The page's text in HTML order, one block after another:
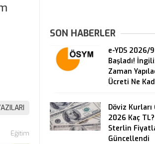
Eğitim
SON HABERLER
e-YDS 2026/
Başladı!
Zaman
Ücreti Ne
Döviz
2026 Kaç
Sterlin
Güncellendi